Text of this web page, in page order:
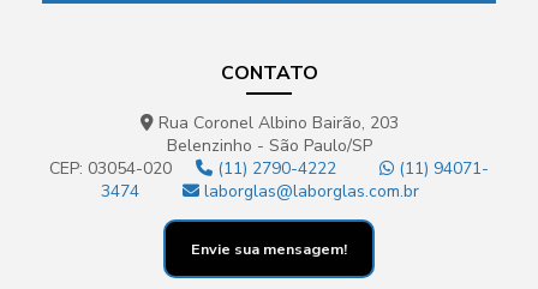
CONTATO
Rua Coronel Albino Bairão, 203
Belenzinho - São Paulo/SP
CEP: 03054-020
(11) 2790-4222
(11) 94071-
3474
laborglas@laborglas.com.br
Envie sua mensagem!